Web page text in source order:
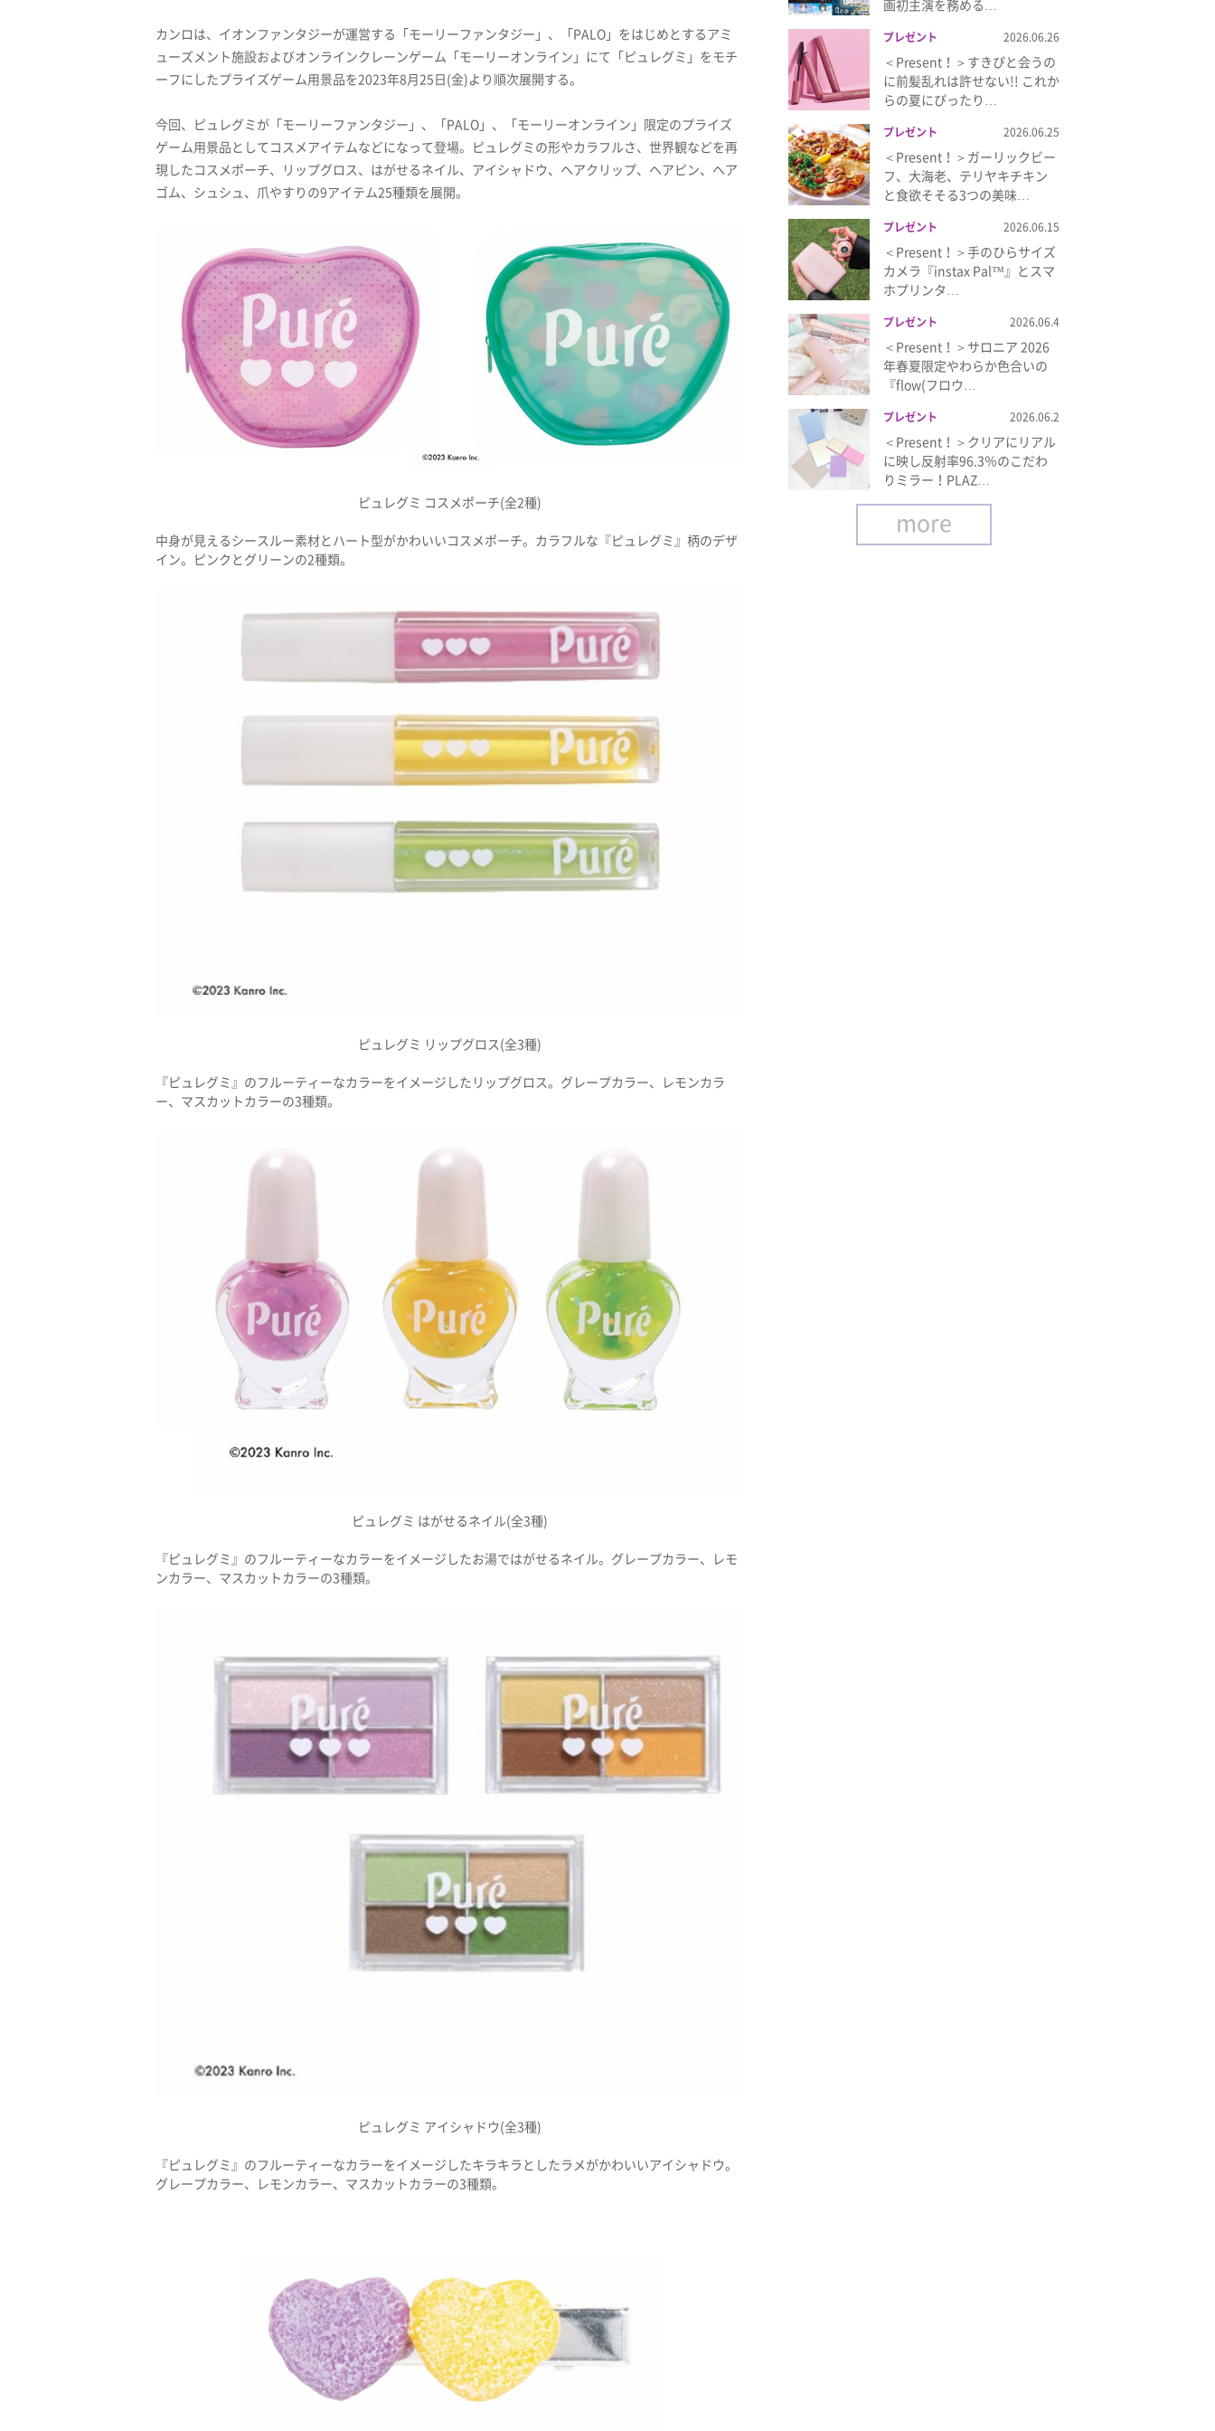
カンロは、イオンファンタジーが運営する「モーリーファンタジー」、「PALO」をはじめとするアミ
ューズメント施設およびオンラインクレーンゲーム「モーリーオンライン」にて「ピュレグミ」をモチ
ーフにしたプライズゲーム用景品を2023年8月25日(金)より順次展開する。
今回、ピュレグミが「モーリーファンタジー」、「PALO」、「モーリーオンライン」限定のプライズ
ゲーム用景品としてコスメアイテムなどになって登場。ピュレグミの形やカラフルさ、世界観などを再
現したコスメポーチ、リップグロス、はがせるネイル、アイシャドウ、ヘアクリップ、ヘアピン、ヘア
ゴム、シュシュ、爪やすりの9アイテム25種類を展開。
ピュレグミ コスメポーチ(全2種)
中身が見えるシースルー素材とハート型がかわいいコスメポーチ。カラフルな『ピュレグミ』柄のデザ
イン。ピンクとグリーンの2種類。
ピュレグミ リップグロス(全3種)
『ピュレグミ』のフルーティーなカラーをイメージしたリップグロス。グレープカラー、レモンカラ
ー、マスカットカラーの3種類。
ピュレグミ はがせるネイル(全3種)
『ピュレグミ』のフルーティーなカラーをイメージしたお湯ではがせるネイル。グレープカラー、レモ
ンカラー、マスカットカラーの3種類。
ピュレグミ アイシャドウ(全3種)
『ピュレグミ』のフルーティーなカラーをイメージしたキラキラとしたラメがかわいいアイシャドウ。
グレープカラー、レモンカラー、マスカットカラーの3種類。
画初主演を務める…
プレゼント 2026.06.26
＜Present！＞すきぴと会うの
に前髪乱れは許せない!! これか
らの夏にぴったり…
プレゼント 2026.06.25
＜Present！＞ガーリックビー
フ、大海老、テリヤキチキン
と食欲そそる3つの美味…
プレゼント 2026.06.15
＜Present！＞手のひらサイズ
カメラ『instax Pal™』とスマ
ホプリンタ…
プレゼント 2026.06.4
＜Present！＞サロニア 2026
年春夏限定やわらか色合いの
『flow(フロウ…
プレゼント 2026.06.2
＜Present！＞クリアにリアル
に映し反射率96.3％のこだわ
りミラー！PLAZ…
more